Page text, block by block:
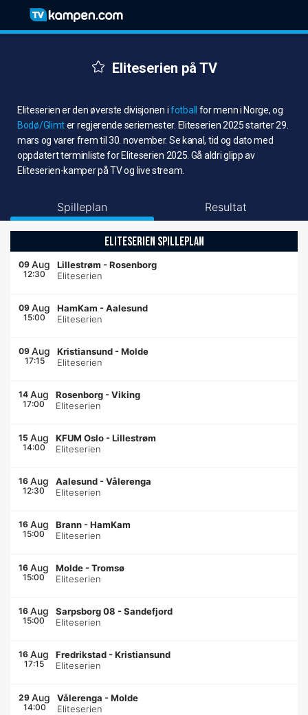
Eliteserien på TV
Eliteserien er den øverste divisjonen ifotball for menn i Norge, og
Bodø/Glimter regjerende seriemester. Eliteserien 2025 starter 29.
mars og varer frem til 30. november. Se kanal, tid og dato med
oppdatert terminliste for Eliteserien 2025. Gå aldri glipp av
Eliteserien-kamper på TV og live stream.
Spilleplan Resultat
ELITESERIEN SPILLEPLAN
09 Aug
12:30
Lillestrøm -Rosenborg
Eliteserien
09 Aug
15:00
HamKam -Aalesund
Eliteserien
09 Aug
17:15
Kristiansund -Molde
Eliteserien
14 Aug
17:00
Rosenborg -Viking
Eliteserien
15 Aug
14:00
KFUM Oslo -Lillestrøm
Eliteserien
16 Aug
12:30
Aalesund -Vålerenga
Eliteserien
16 Aug
15:00
Brann -HamKam
Eliteserien
16 Aug
15:00
Molde -Tromsø
Eliteserien
16 Aug
15:00
Sarpsborg 08 -Sandefjord
Eliteserien
16 Aug
17:15
Fredrikstad -Kristiansund
Eliteserien
29 Aug
14:00
Vålerenga -Molde
Eliteserien